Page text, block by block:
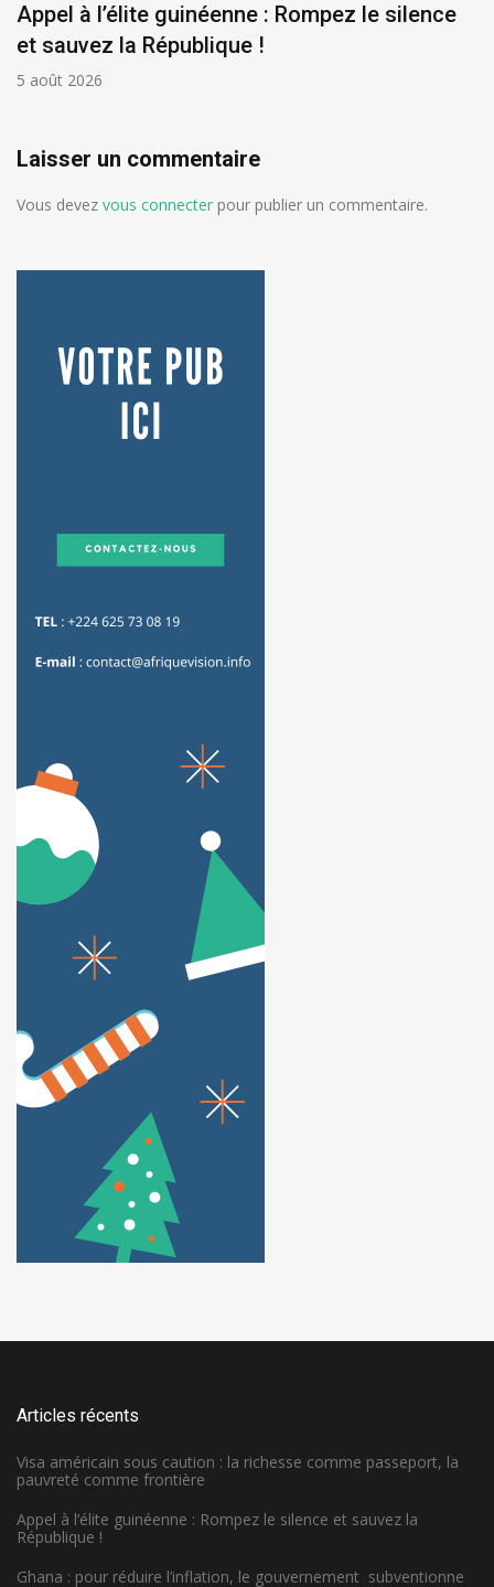
Appel à l’élite guinéenne : Rompez le silence
et sauvez la République !
5 août 2026
Laisser un commentaire
Vous devez vous connecter pour publier un commentaire.
Articles récents
Visa américain sous caution : la richesse comme passeport, la
pauvreté comme frontière
Appel à l’élite guinéenne : Rompez le silence et sauvez la
République !
Ghana : pour réduire l’inflation, le gouvernement subventionne